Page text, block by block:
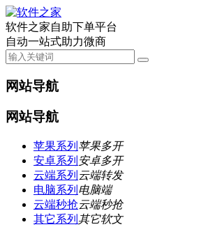
软件之家自助下单平台
自动一站式助力微商
网站导航
网站导航
苹果系列 苹果多开
安卓系列 安卓多开
云端系列 云端转发
电脑系列 电脑端
云端秒抢云端秒抢
其它系列 其它软文